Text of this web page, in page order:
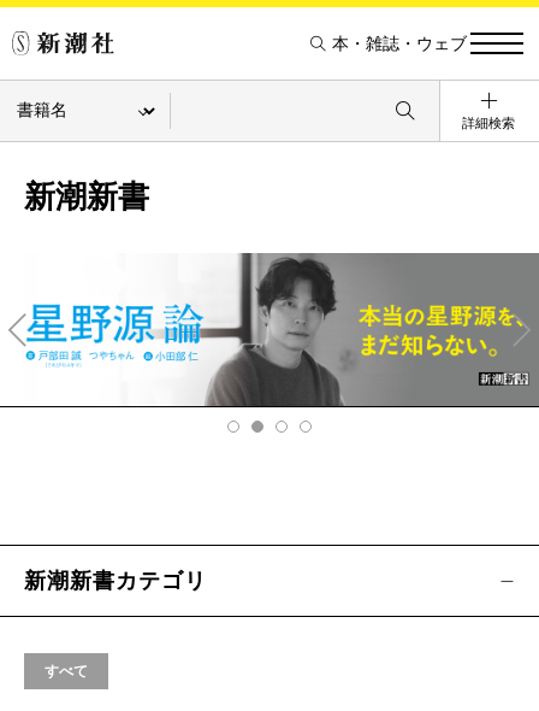
本・雑誌・ウェブ
詳細検索
新潮新書
v
Ne
xt
新潮新書カテゴリ
すべて